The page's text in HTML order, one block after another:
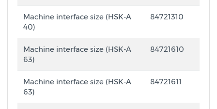
Machine interface size (HSK-A
40)
84721310
Machine interface size (HSK-A
63)
84721610
Machine interface size (HSK-A
63)
84721611